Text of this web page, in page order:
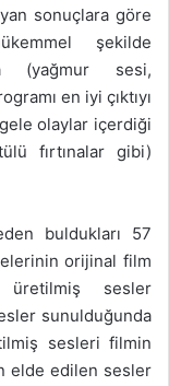
sonuçlara göre
şekilde
(yağmur sesi,
en iyi çıktıyı
olaylar içerdiği
fırtınalar gibi)
buldukları 57
orijinal film
üretilmiş sesler
sunulduğunda
sesleri filmin
elde edilen sesler